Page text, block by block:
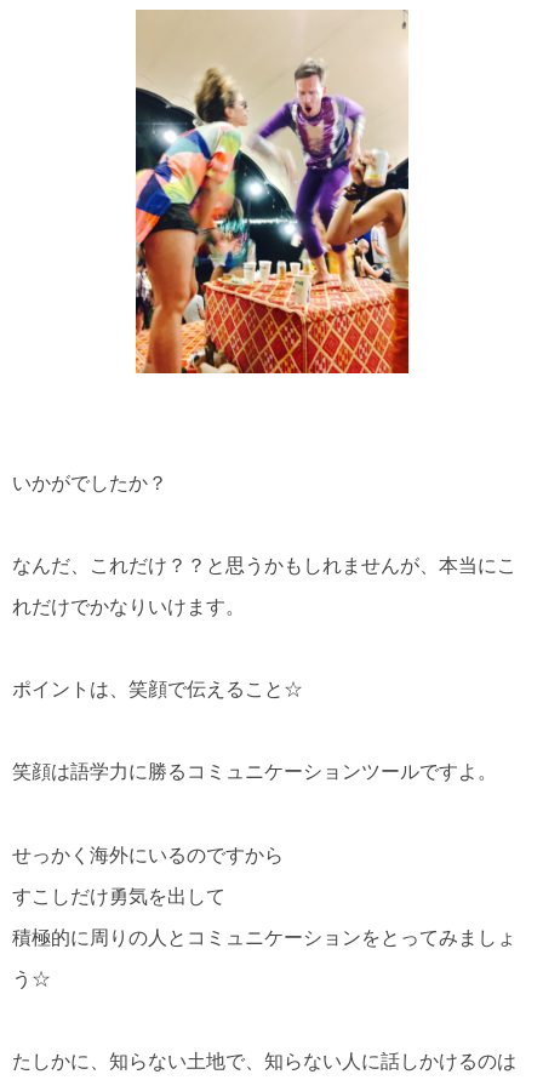
いかがでしたか？
なんだ、これだけ？？と思うかもしれませんが、本当にこ
れだけでかなりいけます。
ポイントは、笑顔で伝えること☆
笑顔は語学力に勝るコミュニケーションツールですよ。
せっかく海外にいるのですから
すこしだけ勇気を出して
積極的に周りの人とコミュニケーションをとってみましょ
う☆
たしかに、知らない土地で、知らない人に話しかけるのは